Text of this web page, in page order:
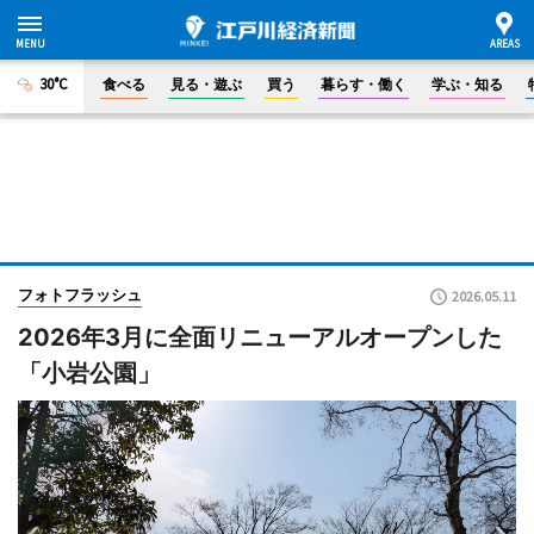
30°C 食べる 見る・遊ぶ 買う 暮らす・働く 学ぶ・知る
フォトフラッシュ 2026.05.11
2026年3月に全面リニューアルオープンした
「小岩公園」